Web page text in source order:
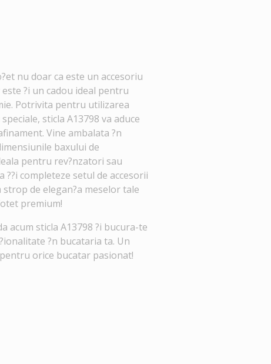
nu doar ca este un accesoriu
?i un cadou ideal pentru
Potrivita pentru utilizarea
sticla A13798 va aduce
Vine ambalata ?n
baxului de
pentru rev?nzatori sau
??i completeze setul de accesorii
de elegan?a meselor tale
premium!
acum sticla A13798 ?i bucura-te
?n bucataria ta. Un
orice bucatar pasionat!